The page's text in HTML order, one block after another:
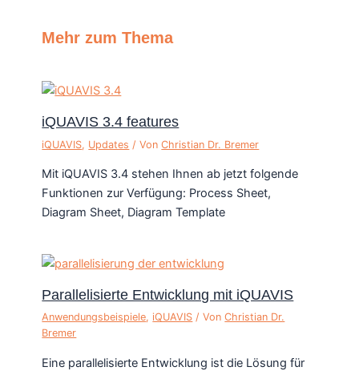
Mehr zum Thema
iQUAVIS 3.4 features
iQUAVIS, Updates / VonChristian Dr. Bremer
Mit iQUAVIS 3.4 stehen Ihnen ab jetzt folgende
Funktionen zur Verfügung: Process Sheet,
Diagram Sheet, Diagram Template
Parallelisierte Entwicklung mit iQUAVIS
Anwendungsbeispiele, iQUAVIS / VonChristian Dr.
Bremer
Eine parallelisierte Entwicklung ist die Lösung für